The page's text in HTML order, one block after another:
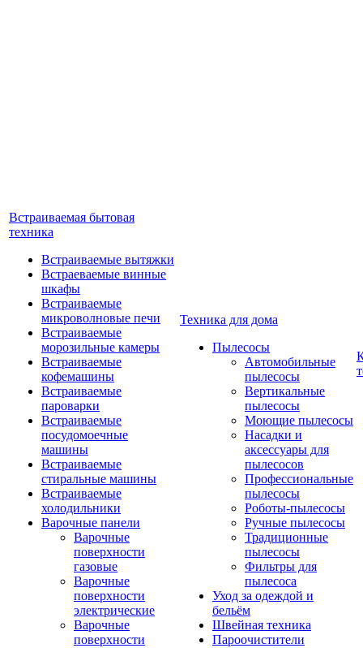
Встраиваемая бытовая
техника
Встраиваемые вытяжки
Встраеваемые винные
шкафы
Встраиваемые
микроволновые печи
Встраиваемые
морозильные камеры
Встраиваемые
кофемашины
Встраиваемые
пароварки
Встраиваемые
посудомоечные
машины
Встраиваемые
стиральные машины
Встраиваемые
холодильники
Варочные панели
Варочные
поверхности
газовые
Варочные
поверхности
электрические
Варочные
поверхности
Техника для дома
Пылесосы
Автомобильные
пылесосы
Вертикальные
пылесосы
Моющие пылесосы
Насадки и
аксессуары для
пылесосов
Профессиональные
пылесосы
Роботы-пылесосы
Ручные пылесосы
Традиционные
пылесосы
Фильтры для
пылесоса
Уход за одеждой и
бельём
Швейная техника
Пароочистители